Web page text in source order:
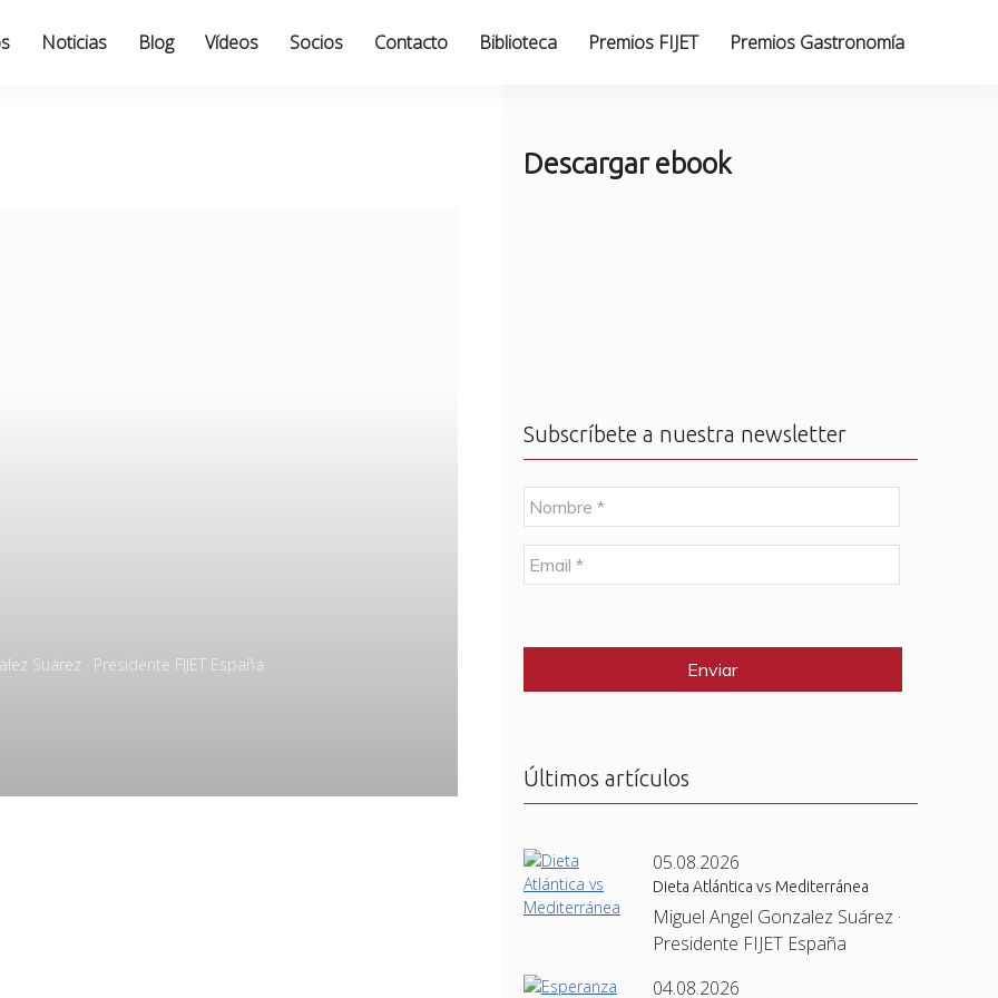
Noticias Blog Vídeos Socios Contacto Biblioteca Premios FIJET Premios Gastronomía
Suárez · Presidente FIJET España
Descargar ebook
Subscríbete a nuestra newsletter
N
o
m
b
r
E
m
l
Últimos artículos
05.08.2026
Dieta Atlántica vs Mediterránea
Miguel Angel Gonzalez Suárez ·
Presidente FIJET España
04.08.2026